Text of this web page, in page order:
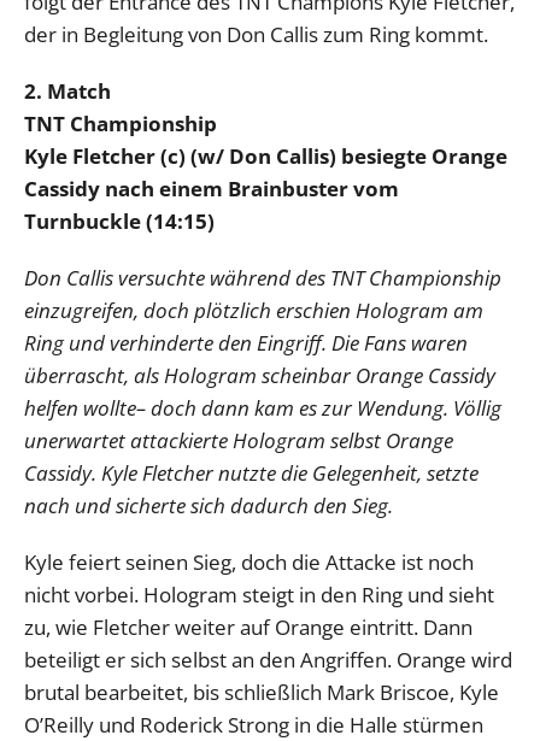
der in Begleitung von Don Callis zum Ring kommt.
2. Match
TNT Championship
Kyle Fletcher (c) (w/ Don Callis) besiegte Orange
Cassidy nach einem Brainbuster vom
Turnbuckle (14:15)
Don Callis versuchte während des TNT Championship
einzugreifen, doch plötzlich erschien Hologram am
Ring und verhinderte den Eingriff. Die Fans waren
überrascht, als Hologram scheinbar Orange Cassidy
helfen wollte– doch dann kam es zur Wendung. Völlig
unerwartet attackierte Hologram selbst Orange
Cassidy. Kyle Fletcher nutzte die Gelegenheit, setzte
nach und sicherte sich dadurch den Sieg.
Kyle feiert seinen Sieg, doch die Attacke ist noch
nicht vorbei. Hologram steigt in den Ring und sieht
zu, wie Fletcher weiter auf Orange eintritt. Dann
beteiligt er sich selbst an den Angriffen. Orange wird
brutal bearbeitet, bis schließlich Mark Briscoe, Kyle
O’Reilly und Roderick Strong in die Halle stürmen